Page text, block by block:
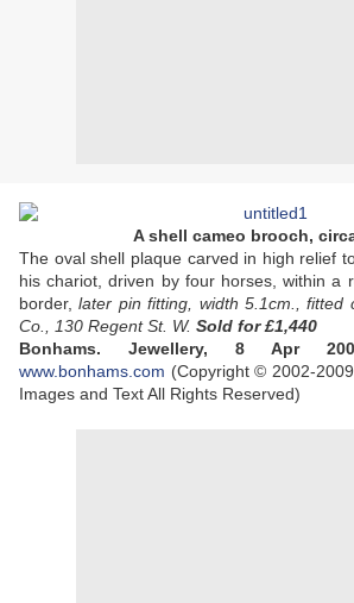
A shell cameo brooch,
The oval shell plaque carved in high relief
his chariot, driven by four horses, within a
border, later pin fitting, width 5.1cm., fitted
Co., 130 Regent St. W. Sold for £1,440
Bonhams. Jewellery, 8 Apr
www.bonhams.com (Copyright © 2002-
Images and Text All Rights Reserved)